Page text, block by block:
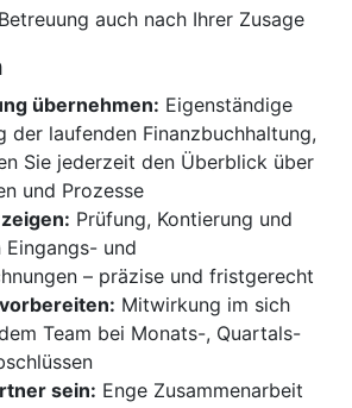
auch nach Ihrer Zusage
übernehmen: Eigenständige
der laufenden Finanzbuchhaltung,
Sie jederzeit den Überblick über
und Prozesse
Prüfung, Kontierung und
Eingangs- und
– präzise und fristgerecht
Mitwirkung im sich
Team bei Monats-, Quartals-
sein: Enge Zusammenarbeit